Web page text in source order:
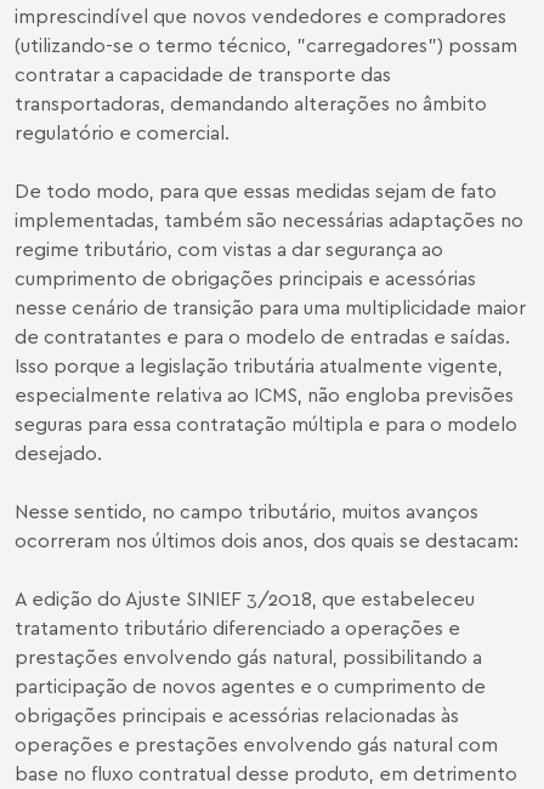
imprescindível que novos vendedores e compradores
(utilizando-se o termo técnico, "carregadores") possam
contratar a capacidade de transporte das
transportadoras, demandando alterações no âmbito
regulatório e comercial.
De todo modo, para que essas medidas sejam de fato
implementadas, também são necessárias adaptações no
regime tributário, com vistas a dar segurança ao
cumprimento de obrigações principais e acessórias
nesse cenário de transição para uma multiplicidade maior
de contratantes e para o modelo de entradas e saídas.
Isso porque a legislação tributária atualmente vigente,
especialmente relativa ao ICMS, não engloba previsões
seguras para essa contratação múltipla e para o modelo
desejado.
Nesse sentido, no campo tributário, muitos avanços
ocorreram nos últimos dois anos, dos quais se destacam:
A edição do Ajuste SINIEF 3/2018, que estabeleceu
tratamento tributário diferenciado a operações e
prestações envolvendo gás natural, possibilitando a
participação de novos agentes e o cumprimento de
obrigações principais e acessórias relacionadas às
operações e prestações envolvendo gás natural com
base no fluxo contratual desse produto, em detrimento